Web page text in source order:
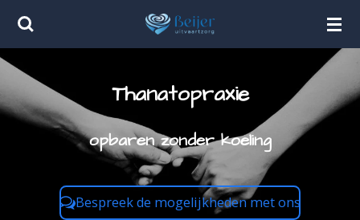
Ga
naar
hoofdinhoud
Thanatopraxie
opbaren zonder koeling
Bespreek de mogelijkheden met ons